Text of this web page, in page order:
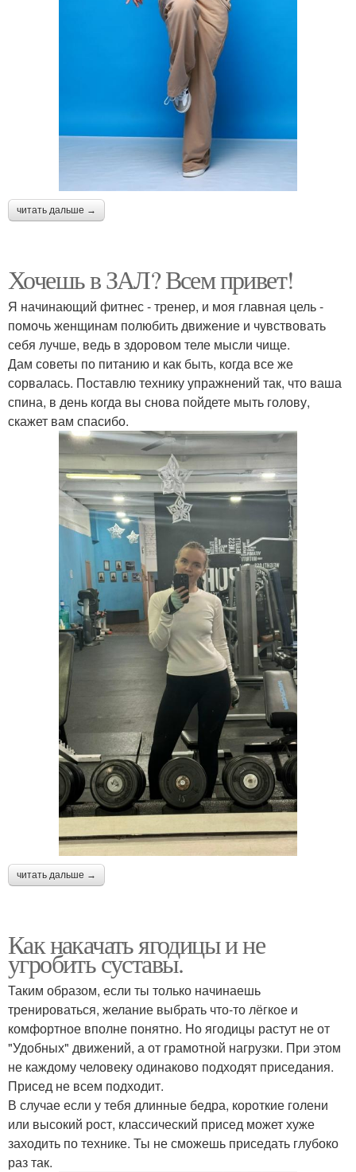
читать дальше →
Хочешь в ЗАЛ? Всем привет!
Я начинающий фитнес - тренер, и моя главная цель -
помочь женщинам полюбить движение и чувствовать
себя лучше, ведь в здоровом теле мысли чище.
Дам советы по питанию и как быть, когда все же
сорвалась. Поставлю технику упражнений так, что ваша
спина, в день когда вы снова пойдете мыть голову,
скажет вам спасибо.
читать дальше →
Как накачать ягодицы и не
угробить суставы.
Таким образом, если ты только начинаешь
тренироваться, желание выбрать что-то лёгкое и
комфортное вполне понятно. Но ягодицы растут не от
"Удобных" движений, а от грамотной нагрузки. При этом
не каждому человеку одинаково подходят приседания.
Присед не всем подходит.
В случае если у тебя длинные бедра, короткие голени
или высокий рост, классический присед может хуже
заходить по технике. Ты не сможешь приседать глубоко
раз так.